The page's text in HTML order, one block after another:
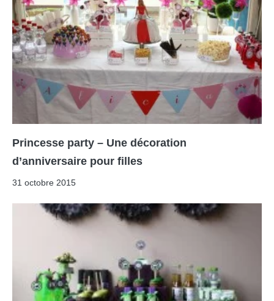
Princesse party – Une décoration
d’anniversaire pour filles
31 octobre 2015